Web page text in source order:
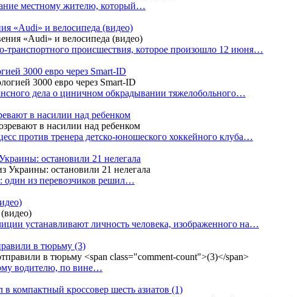
местному жителю, который…
«Audi» и велосипеда (видео)
транспортного происшествия, которое произошло 12 июня…
3000 евро через Smart-ID
дела о циничном обкрадывании тяжелобольного…
в насилии над ребенком
против тренера детско-юношеского хоккейного клуба…
остановили 21 нелегала
один из перевозчиков решил…
устанавливают личность человека, изображенного на…
в тюрьму (3)
водителю, по вине…
компактный кроссовер шесть азиатов (1)